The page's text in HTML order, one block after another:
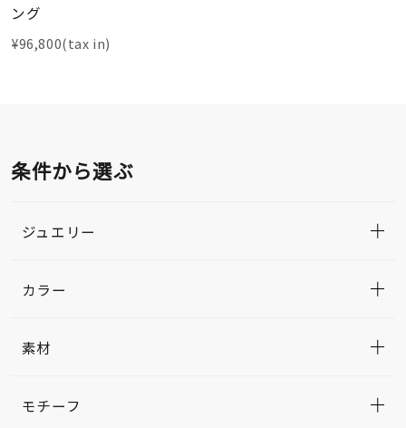
ング
¥96,800(tax in)
条件から選ぶ
ジュエリー
カラー
素材
モチーフ